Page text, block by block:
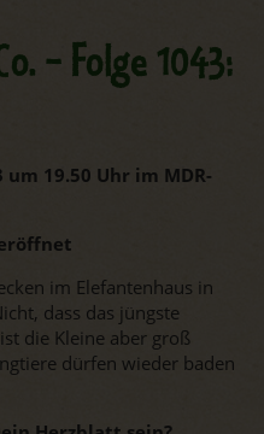
- Folge 1043:
19.50 Uhr im MDR-
im Elefantenhaus in
dass das jüngste
die Kleine aber groß
dürfen wieder baden